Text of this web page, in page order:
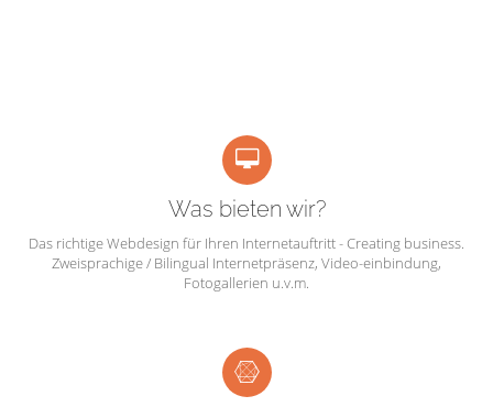
Was bieten wir?
Das richtige Webdesign für Ihren Internetauftritt - Creating business.
Zweisprachige / Bilingual Internetpräsenz, Video-einbindung,
Fotogallerien u.v.m.